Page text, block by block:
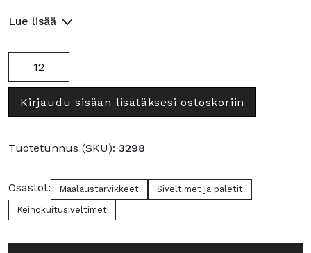
Lue lisää
määrä
Kirjaudu sisään lisätäksesi ostoskoriin
Tuotetunnus (SKU): 3298
Osastot: Maalaustarvikkeet
Siveltimet ja paletit
Keinokuitusiveltimet